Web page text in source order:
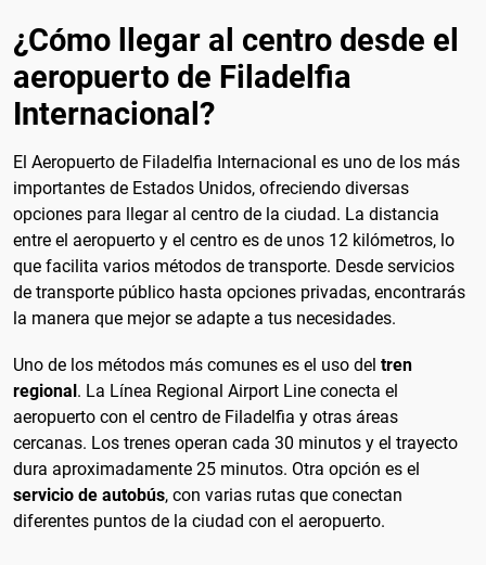
¿Cómo llegar al centro desde el
aeropuerto de Filadelfia
Internacional?
El Aeropuerto de Filadelfia Internacional es uno de los más
importantes de Estados Unidos, ofreciendo diversas
opciones para llegar al centro de la ciudad. La distancia
entre el aeropuerto y el centro es de unos 12 kilómetros, lo
que facilita varios métodos de transporte. Desde servicios
de transporte público hasta opciones privadas, encontrarás
la manera que mejor se adapte a tus necesidades.
Uno de los métodos más comunes es el uso del tren
regional . La Línea Regional Airport Line conecta el
aeropuerto con el centro de Filadelfia y otras áreas
cercanas. Los trenes operan cada 30 minutos y el trayecto
dura aproximadamente 25 minutos. Otra opción es el
servicio de autobús, con varias rutas que conectan
diferentes puntos de la ciudad con el aeropuerto.